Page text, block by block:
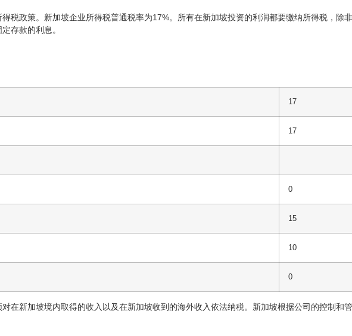
税政策。新加坡企业所得税普通税率为17%。所有在新加坡投资的利润都要缴纳所得税，除
存款的利息。
17
17
0
15
10
0
在新加坡境内取得的收入以及在新加坡收到的海外收入依法纳税。新加坡根据公司的控制和